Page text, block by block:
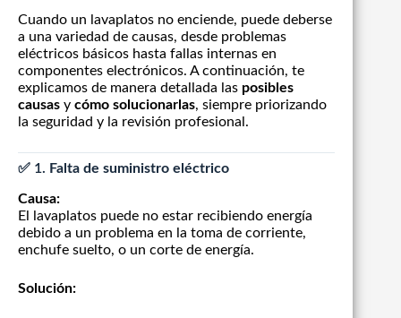
Cuando un lavaplatos no enciende, puede deberse
a una variedad de causas, desde problemas
eléctricos básicos hasta fallas internas en
componentes electrónicos. A continuación, te
explicamos de manera detallada las posibles
causas y cómo solucionarlas, siempre priorizando
la seguridad y la revisión profesional.
✅ 1. Falta de suministro eléctrico
Causa:
El lavaplatos puede no estar recibiendo energía
debido a un problema en la toma de corriente,
enchufe suelto, o un corte de energía.
Solución: